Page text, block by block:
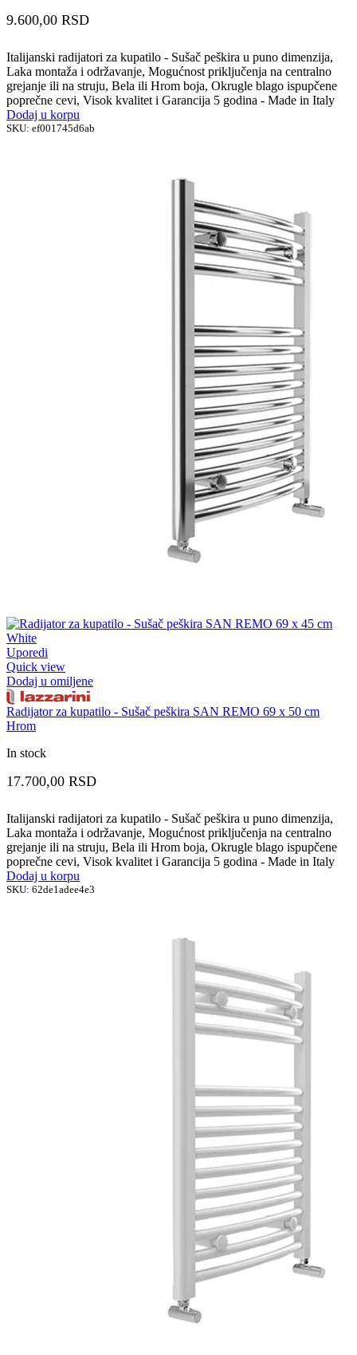
9.600,00 RSD
Italijanski radijatori za kupatilo - Sušač peškira u puno dimenzija,
Laka montaža i održavanje, Mogućnost priključenja na centralno
grejanje ili na struju, Bela ili Hrom boja, Okrugle blago ispupčene
poprečne cevi, Visok kvalitet i Garancija 5 godina - Made in Italy
Dodaj u korpu
SKU: ef001745d6ab
Uporedi
Quick view
Dodaj u omiljene
Radijator za kupatilo - Sušač peškira SAN REMO 69 x 50 cm
Hrom
In stock
17.700,00 RSD
Italijanski radijatori za kupatilo - Sušač peškira u puno dimenzija,
Laka montaža i održavanje, Mogućnost priključenja na centralno
grejanje ili na struju, Bela ili Hrom boja, Okrugle blago ispupčene
poprečne cevi, Visok kvalitet i Garancija 5 godina - Made in Italy
Dodaj u korpu
SKU: 62de1adee4e3